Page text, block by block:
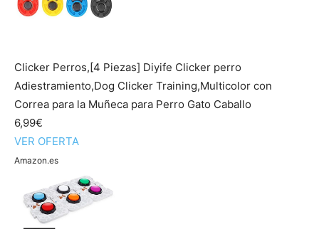
Clicker Perros,[4 Piezas] Diyife Clicker perro
Adiestramiento,Dog Clicker Training,Multicolor con
Correa para la Muñeca para Perro Gato Caballo
6,99€
VER OFERTA
Amazon.es